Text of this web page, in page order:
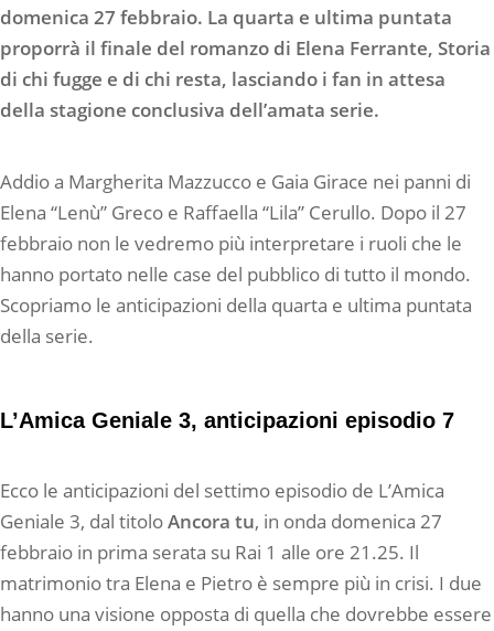
domenica 27 febbraio. La quarta e ultima puntata
proporrà il finale del romanzo di Elena Ferrante, Storia
di chi fugge e di chi resta, lasciando i fan in attesa
della stagione conclusiva dell’amata serie.
Addio a Margherita Mazzucco e Gaia Girace nei panni di
Elena “Lenù” Greco e Raffaella “Lila” Cerullo. Dopo il 27
febbraio non le vedremo più interpretare i ruoli che le
hanno portato nelle case del pubblico di tutto il mondo.
Scopriamo le anticipazioni della quarta e ultima puntata
della serie.
L’Amica Geniale 3, anticipazioni episodio 7
Ecco le anticipazioni del settimo episodio de L’Amica
Geniale 3, dal titoloAncora tu, in onda domenica 27
febbraio in prima serata su Rai 1 alle ore 21.25. Il
matrimonio tra Elena e Pietro è sempre più in crisi. I due
hanno una visione opposta di quella che dovrebbe essere